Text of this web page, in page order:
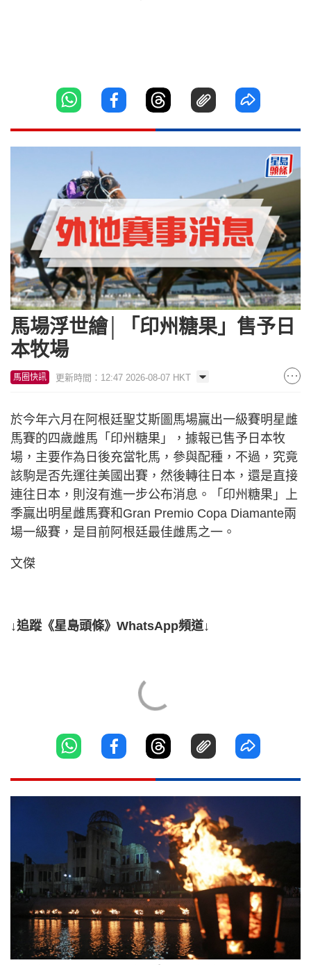
馬場浮世繪│「印州糖果」售予日
本牧場
馬圈快訊 更新時間：12:47 2026-08-07 HKT
於今年六月在阿根廷聖艾斯圖馬場贏出一級賽明星雌
馬賽的四歲雌馬「印州糖果」，據報已售予日本牧
場，主要作為日後充當牝馬，參與配種，不過，究竟
該駒是否先運往美國出賽，然後轉往日本，還是直接
連往日本，則沒有進一步公布消息。「印州糖果」上
季贏出明星雌馬賽和Gran Premio Copa Diamante兩
場一級賽，是目前阿根廷最佳雌馬之一。
文傑
↓追蹤《星島頭條》WhatsApp頻道↓